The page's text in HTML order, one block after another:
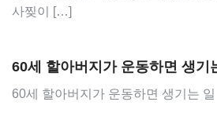
사찢이 […]
60세 할아버지가 운동하면 생기
60세 할아버지가 운동하면 생